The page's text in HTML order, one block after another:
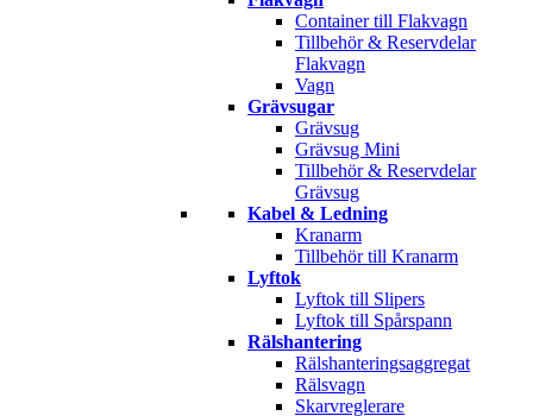
Container till Flakvagn
Tillbehör & Reservdelar
Flakvagn
Vagn
Grävsugar
Grävsug
Grävsug Mini
Tillbehör & Reservdelar
Grävsug
Kabel & Ledning
Kranarm
Tillbehör till Kranarm
Lyftok
Lyftok till Slipers
Lyftok till Spårspann
Rälshantering
Rälshanteringsaggregat
Rälsvagn
Skarvreglerare